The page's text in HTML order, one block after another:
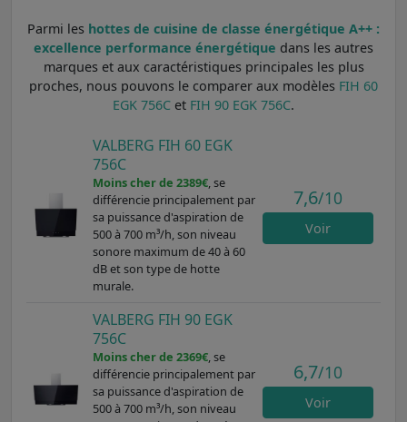
Parmi les hottes de cuisine de classe énergétique A++ :
excellence performance énergétique dans les autres
marques et aux caractéristiques principales les plus
proches, nous pouvons le comparer aux modèles FIH 60
EGK 756C et FIH 90 EGK 756C.
VALBERG FIH 60 EGK
756C
Moins cher de 2389€, se
différencie principalement par
sa puissance d'aspiration de
500 à 700 m³/h, son niveau
sonore maximum de 40 à 60
dB et son type de hotte
murale.
7,6/10
Voir
VALBERG FIH 90 EGK
756C
Moins cher de 2369€, se
différencie principalement par
sa puissance d'aspiration de
500 à 700 m³/h, son niveau
6,7/10
Voir